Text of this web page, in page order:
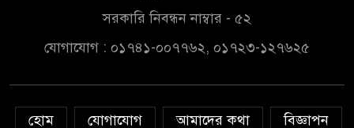
টাঙ্গাইলের গোপালপুরে মুনের
ক্যাটাগরিতে সেরা
সৌদি আরব ভিশন ২০৩০:মানে
সরকারি নিবন্ধন নাম্বার - ৫২
যোগাযোগ : ০১৭৪১-০০৭৭৬২, ০১৭২৩-১২৭৬২৫
হোম যোগাযোগ আমাদের কথা
বিজ্ঞাপন